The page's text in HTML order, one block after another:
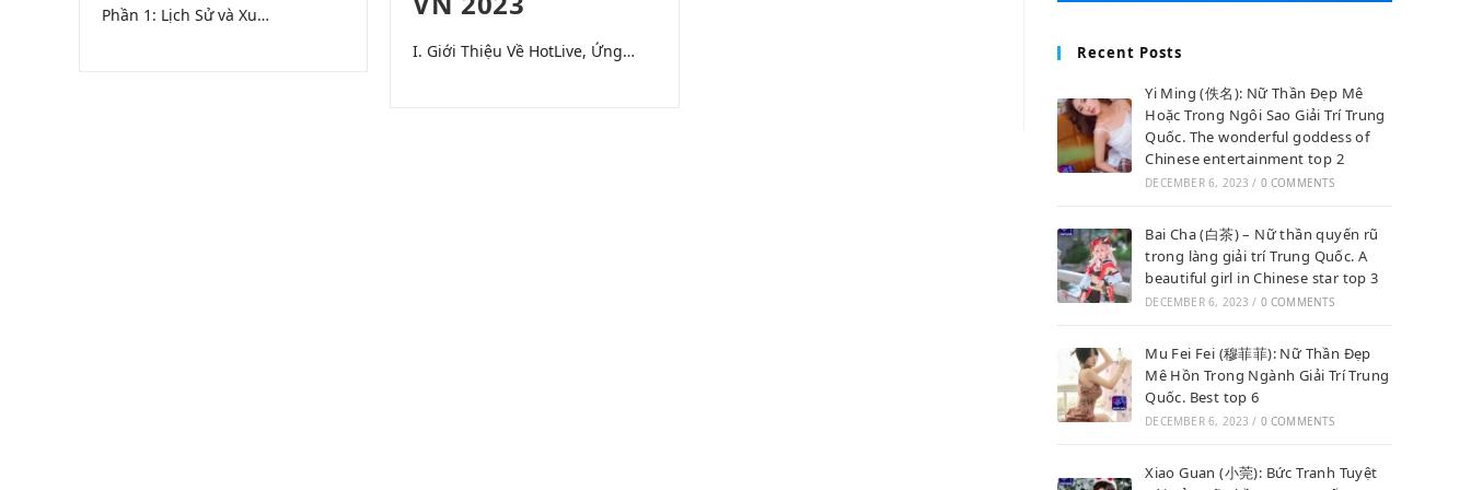
Phần 1: Lịch Sử và Xu…
I. Giới Thiệu Về HotLive, Ứng… Recent Posts
Yi Ming (佚名): Nữ Thần Đẹp Mê
Hoặc Trong Ngôi Sao Giải Trí Trung
Quốc. The wonderful goddess of
Chinese entertainment top 2
DECEMBER 6, 2023 / 0 COMMENTS
Bai Cha (白茶) – Nữ thần quyến rũ
trong làng giải trí Trung Quốc. A
beautiful girl in Chinese star top 3
DECEMBER 6, 2023 / 0 COMMENTS
Mu Fei Fei (穆菲菲): Nữ Thần Đẹp
Mê Hồn Trong Ngành Giải Trí Trung
Quốc. Best top 6
DECEMBER 6, 2023 / 0 COMMENTS
Xiao Guan (小莞): Bức Tranh Tuyệt